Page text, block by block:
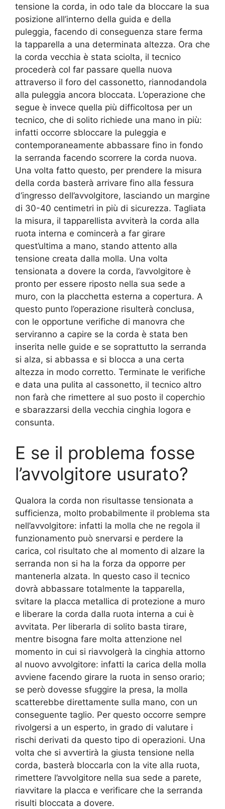
tensione la corda, in odo tale da bloccare la sua
posizione all’interno della guida e della
puleggia, facendo di conseguenza stare ferma
la tapparella a una determinata altezza. Ora che
la corda vecchia è stata sciolta, il tecnico
procederà col far passare quella nuova
attraverso il foro del cassonetto, riannodandola
alla puleggia ancora bloccata. L’operazione che
segue è invece quella più difficoltosa per un
tecnico, che di solito richiede una mano in più:
infatti occorre sbloccare la puleggia e
contemporaneamente abbassare fino in fondo
la serranda facendo scorrere la corda nuova.
Una volta fatto questo, per prendere la misura
della corda basterà arrivare fino alla fessura
d’ingresso dell’avvolgitore, lasciando un margine
di 30-40 centimetri in più di sicurezza. Tagliata
la misura, il tapparellista avviterà la corda alla
ruota interna e comincerà a far girare
quest’ultima a mano, stando attento alla
tensione creata dalla molla. Una volta
tensionata a dovere la corda, l’avvolgitore è
pronto per essere riposto nella sua sede a
muro, con la placchetta esterna a copertura. A
questo punto l’operazione risulterà conclusa,
con le opportune verifiche di manovra che
serviranno a capire se la corda è stata ben
inserita nelle guide e se soprattutto la serranda
si alza, si abbassa e si blocca a una certa
altezza in modo corretto. Terminate le verifiche
e data una pulita al cassonetto, il tecnico altro
non farà che rimettere al suo posto il coperchio
e sbarazzarsi della vecchia cinghia logora e
consunta.
E se il problema fosse
l’avvolgitore usurato?
Qualora la corda non risultasse tensionata a
sufficienza, molto probabilmente il problema sta
nell’avvolgitore: infatti la molla che ne regola il
funzionamento può snervarsi e perdere la
carica, col risultato che al momento di alzare la
serranda non si ha la forza da opporre per
mantenerla alzata. In questo caso il tecnico
dovrà abbassare totalmente la tapparella,
svitare la placca metallica di protezione a muro
e liberare la corda dalla ruota interna a cui è
avvitata. Per liberarla di solito basta tirare,
mentre bisogna fare molta attenzione nel
momento in cui si riavvolgerà la cinghia attorno
al nuovo avvolgitore: infatti la carica della molla
avviene facendo girare la ruota in senso orario;
se però dovesse sfuggire la presa, la molla
scatterebbe direttamente sulla mano, con un
conseguente taglio. Per questo occorre sempre
rivolgersi a un esperto, in grado di valutare i
rischi derivati da questo tipo di operazioni. Una
volta che si avvertirà la giusta tensione nella
corda, basterà bloccarla con la vite alla ruota,
rimettere l’avvolgitore nella sua sede a parete,
riavvitare la placca e verificare che la serranda
risulti bloccata a dovere.